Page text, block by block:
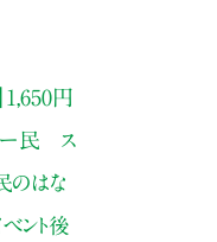
1,650円
ー民 ス
のはな
ント後